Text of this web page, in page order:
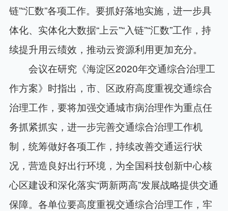
链”“汇数”各项工作。要抓好落地实施，进一步具
体化、实体化大数据“上云”“入链”“汇数”工作，持
续提升用云绩效，推动云资源利用更加充分。
会议在研究《海淀区2020年交通综合治理工
作方案》时指出，市、区政府高度重视交通综合
治理工作，要将加强交通城市病治理作为重点任
务抓紧抓实，进一步完善交通综合治理工作机
制，统筹做好各项工作，持续改善交通运行状
况，营造良好出行环境，为全国科技创新中心核
心区建设和深化落实“两新两高”发展战略提供交通
保障。各单位要高度重视交通综合治理工作，牢